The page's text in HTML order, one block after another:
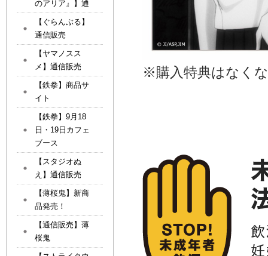
※購入特典はなく
のアリア』】通
【ぐらんぶる】
通信販売
【ヤマノスス
メ】通信販売
【鉄拳】商品サ
イト
【鉄拳】9月18
日・19日カフェ
ブース
【スタジオぬ
え】通信販売
【薄桜鬼】新商
品発売！
【通信販売】薄
桜鬼